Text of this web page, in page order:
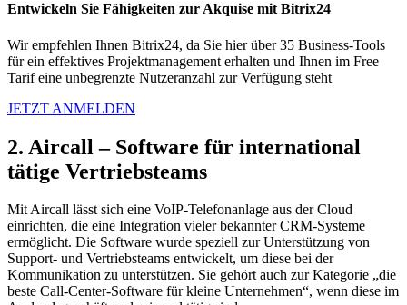
Entwickeln Sie Fähigkeiten zur Akquise mit Bitrix24
Wir empfehlen Ihnen Bitrix24, da Sie hier über 35 Business-Tools
für ein effektives Projektmanagement erhalten und Ihnen im Free
Tarif eine unbegrenzte Nutzeranzahl zur Verfügung steht
JETZT ANMELDEN
2. Aircall – Software für international
tätige Vertriebsteams
Mit Aircall lässt sich eine VoIP-Telefonanlage aus der Cloud
einrichten, die eine Integration vieler bekannter CRM-Systeme
ermöglicht. Die Software wurde speziell zur Unterstützung von
Support- und Vertriebsteams entwickelt, um diese bei der
Kommunikation zu unterstützen. Sie gehört auch zur Kategorie „die
beste Call-Center-Software für kleine Unternehmen“, wenn diese im